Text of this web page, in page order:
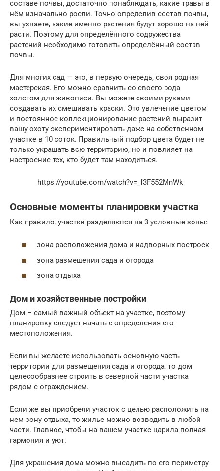
составе почвы, достаточно понаблюдать, какие травы в
нём изначально росли. Точно определив состав почвы,
вы узнаете, какие именно растения будут хорошо на ней
расти. Поэтому для определённого содружества
растений необходимо готовить определённый состав
почвы.
Для многих сад — это, в первую очередь, своя родная
мастерская. Его можно сравнить со своего рода
холстом для живописи. Вы можете своими руками
создавать их смешивать краски. Это увлечение цветом
и постоянное коллекционирование растений выразит
вашу охоту экспериментировать даже на собственном
участке в 10 соток. Правильный подбор цвета будет не
только украшать всю территорию, но и повлияет на
настроение тех, кто будет там находиться.
https://youtube.com/watch?v=_f3F552MnWk
Основные моменты планировки участка
Как правило, участки разделяются на 3 условные зоны:
зона расположения дома и надворных построек
зона размещения сада и огорода
зона отдыха
Дом и хозяйственные постройки
Дом – самый важный объект на участке, поэтому
планировку следует начать с определения его
местоположения.
Если вы желаете использовать основную часть
территории для размещения сада и огорода, то дом
целесообразнее строить в северной части участка
рядом с ограждением.
Если же вы приобрели участок с целью расположить на
нем зону отдыха, то жилье можно возводить в любой
части. Главное, чтобы на вашем участке царила полная
гармония и уют.
Для украшения дома можно высадить по его периметру